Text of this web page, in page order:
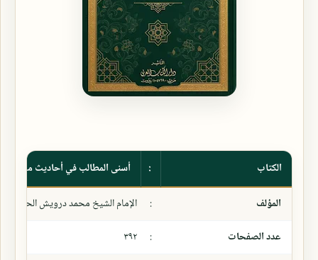
الكتاب :
أسنى المطالب في أحاديث مختلفة
المؤلف
:
الإمام الشيخ محمد درويش الحوت
عدد الصفحات
:
٣٩٢